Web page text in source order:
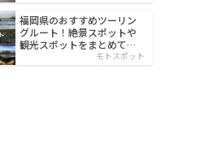
福岡県のおすすめツーリン
グルート！絶景スポットや
観光スポットをまとめて紹
モトスポット